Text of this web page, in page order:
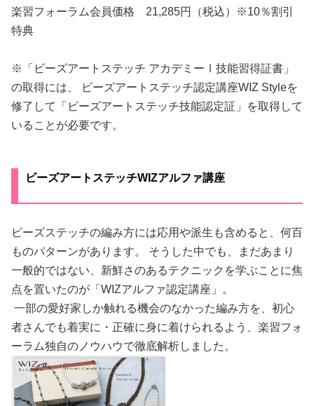
楽習フォーラム会員価格 21,285円（税込）※10％割引
特典
※「ビーズアートステッチ アカデミーⅠ技能習得証書」
の取得には、 ビーズアートステッチ認定講座WIZ Styleを
修了して「ビーズアートステッチ技能認定証」を取得して
いることが必要です。
ビーズアートステッチWIZアルファ講座
ビーズステッチの編み方には応用や派生も含めると、何百
ものパターンがあります。 そうした中でも、まだあまり
一般的ではない、新鮮さのあるテクニックを学ぶことに焦
点を置いたのが「WIZアルファ認定講座」。
一部の愛好家しか触れる機会のなかった編み方を、初心
者さんでも着実に・正確に身に着けられるよう、楽習フォ
ーラム独自のノウハウで徹底解析しました。